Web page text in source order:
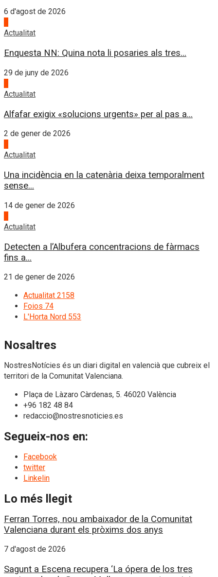
6 d'agost de 2026
Actualitat
Enquesta NN: Quina nota li posaries als tres...
29 de juny de 2026
Actualitat
Alfafar exigix «solucions urgents» per al pas a...
2 de gener de 2026
Actualitat
Una incidència en la catenària deixa temporalment
sense...
14 de gener de 2026
Actualitat
Detecten a l’Albufera concentracions de fàrmacs
fins a...
21 de gener de 2026
Actualitat 2158
Foios 74
L'Horta Nord 553
Nosaltres
NostresNotícies és un diari digital en valencià que cubreix el
territori de la Comunitat Valenciana.
Plaça de Làzaro Càrdenas, 5. 46020 València
+96 182 48 84
redaccio@nostresnoticies.es
Segueix-nos en:
Facebook
twitter
Linkelin
Lo més llegit
Ferran Torres, nou ambaixador de la Comunitat
Valenciana durant els pròxims dos anys
7 d'agost de 2026
Sagunt a Escena recupera ‘La ópera de los tres